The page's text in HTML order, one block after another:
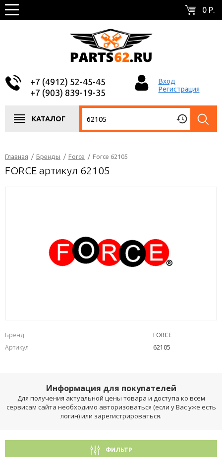
0 Р.
+7 (4912) 52-45-45
+7 (903) 839-19-35
Вход
Регистрация
КАТАЛОГ
Главная / Бренды / Force / Force 62105
FORCE артикул 62105
Бренд
FORCE
Артикул
62105
Информация для покупателей
Для получения актуальной цены товара и доступа ко всем
сервисам сайта необходимо авторизоваться (если у Вас уже есть
логин) или зарегистрироваться.
ФИЛЬТР